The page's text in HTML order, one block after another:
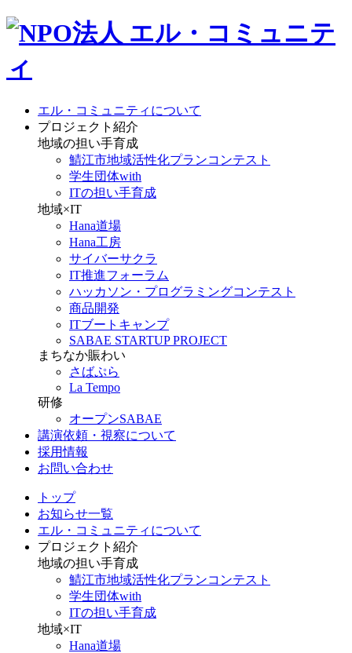
エル・コミュニティについて
プロジェクト紹介
地域の担い手育成
鯖江市地域活性化プランコンテスト
学生団体with
ITの担い手育成
地域×IT
Hana道場
Hana工房
サイバーサクラ
IT推進フォーラム
ハッカソン・プログラミングコンテスト
商品開発
ITブートキャンプ
SABAE STARTUP PROJECT
まちなか賑わい
さばぷら
La Tempo
研修
オープンSABAE
講演依頼・視察について
採用情報
お問い合わせ
トップ
お知らせ一覧
エル・コミュニティについて
プロジェクト紹介
地域の担い手育成
鯖江市地域活性化プランコンテスト
学生団体with
ITの担い手育成
地域×IT
Hana道場